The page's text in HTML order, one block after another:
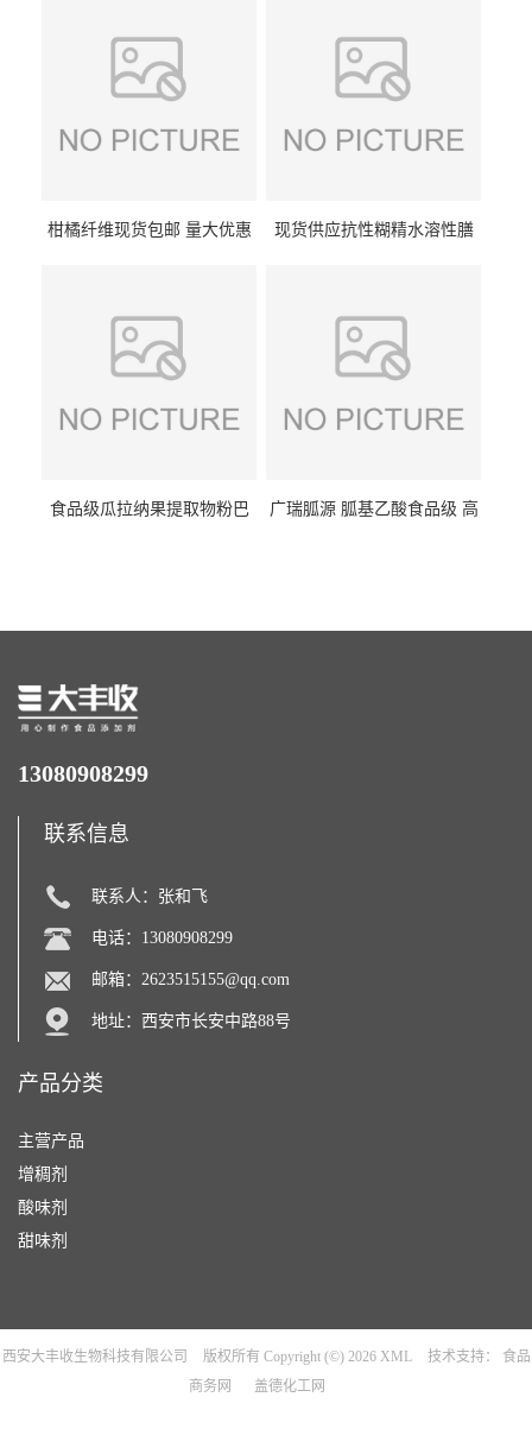
柑橘纤维现货包邮 量大优惠
现货供应抗性糊精水溶性膳
食品级瓜拉纳果提取物粉巴
广瑞胍源 胍基乙酸食品级 高
13080908299
联系信息
联系人：张和飞
电话：13080908299
邮箱： 2623515155@qq.com
地址：西安市长安中路88号
产品分类
主营产品
增稠剂
酸味剂
甜味剂
西安大丰收生物科技有限公司 版权所有 Copyright (©) 2026 XML 技术支持：
食品
商务网
盖德化工网